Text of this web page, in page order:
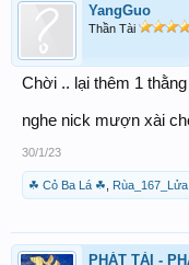
YangGuo
Thần Tài
Chời .. lại thêm 1
nghe nick mượn xài
30/1/23
☘ Cỏ Ba Lá ☘ Rùa_167_Lửa
PHÁT TÀI -